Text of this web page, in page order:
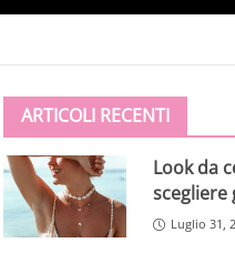
ARTICOLI RECENTI
Look da
scegliere
Luglio 31,